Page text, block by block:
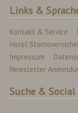
Links &
Kontakt & Service
Hotel
Impressum
Newsletter
Suche & Social